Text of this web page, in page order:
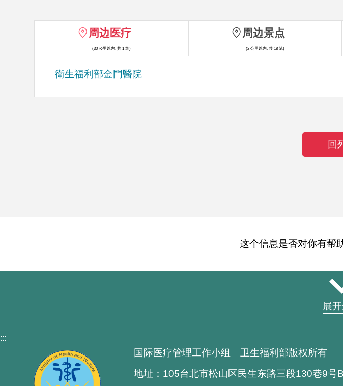
周边医疗
(30 公里以内, 共 1 笔)
衛生福利部金門醫院
周边景点
(2 公里以内, 共 18 笔)
回
这个信息是否对你有帮
展
:::
国际医疗管理工作小组 卫生福利部版权所有
地址：105台北市松山区民生东路三段130巷9号